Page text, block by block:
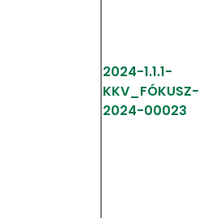
2024-1.1.1-
KKV_FÓKUSZ-
2024-00023